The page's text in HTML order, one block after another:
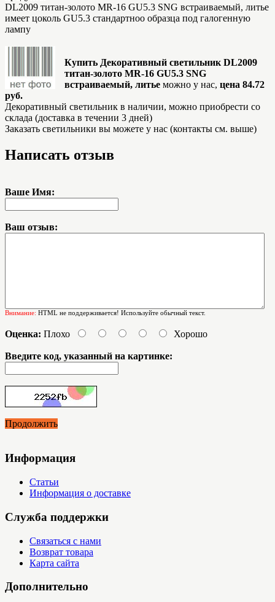
DL2009 титан-золото MR-16 GU5.3 SNG встраиваемый, литье
имеет цоколь GU5.3 стандартноо образца под галогенную
лампу
Купить Декоративный светильник DL2009
титан-золото MR-16 GU5.3 SNG
встраиваемый, литье можно у нас, цена 84.72
руб.
Декоративный светильник в наличии, можно приобрести со
склада (доставка в течении 3 дней)
Заказать светильники вы можете у нас (контакты см. выше)
Написать отзыв
Ваше Имя:
Ваш отзыв:
Внимание: HTML не поддерживается! Используйте обычный текст.
Оценка: Плохо Хорошо
Введите код, указанный на картинке:
Продолжить
Информация
Статьи
Информация о доставке
Служба поддержки
Связаться с нами
Возврат товара
Карта сайта
Дополнительно